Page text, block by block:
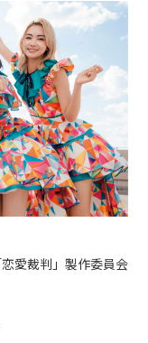
愛裁判」製作委員会